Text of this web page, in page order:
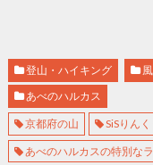
登山・ハイキング
あべのハルカス
京都府の山 SiSりん
あべのハルカスの特別な